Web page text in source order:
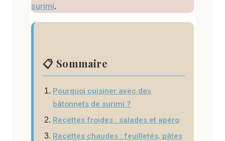
surimi.
📋 Sommaire
Pourquoi cuisiner avec des
bâtonnets de surimi ?
Recettes froides : salades et apéro
Recettes chaudes : feuilletés, pâtes